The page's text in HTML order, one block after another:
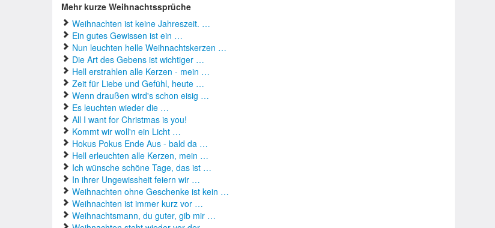
Mehr kurze Weihnachtssprüche
Weihnachten ist keine Jahreszeit. …
Ein gutes Gewissen ist ein …
Nun leuchten helle Weihnachtskerzen …
Die Art des Gebens ist wichtiger …
Hell erstrahlen alle Kerzen - mein …
Zeit für Liebe und Gefühl, heute …
Wenn draußen wird's schon eisig …
Es leuchten wieder die …
All I want for Christmas is you!
Kommt wir woll'n ein Licht …
Hokus Pokus Ende Aus - bald da …
Hell erleuchten alle Kerzen, mein …
Ich wünsche schöne Tage, das ist …
In ihrer Ungewissheit feiern wir …
Weihnachten ohne Geschenke ist kein …
Weihnachten ist immer kurz vor …
Weihnachtsmann, du guter, gib mir …